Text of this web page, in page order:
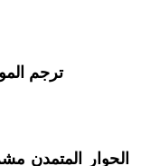
ترجم
الحوار المتمدن